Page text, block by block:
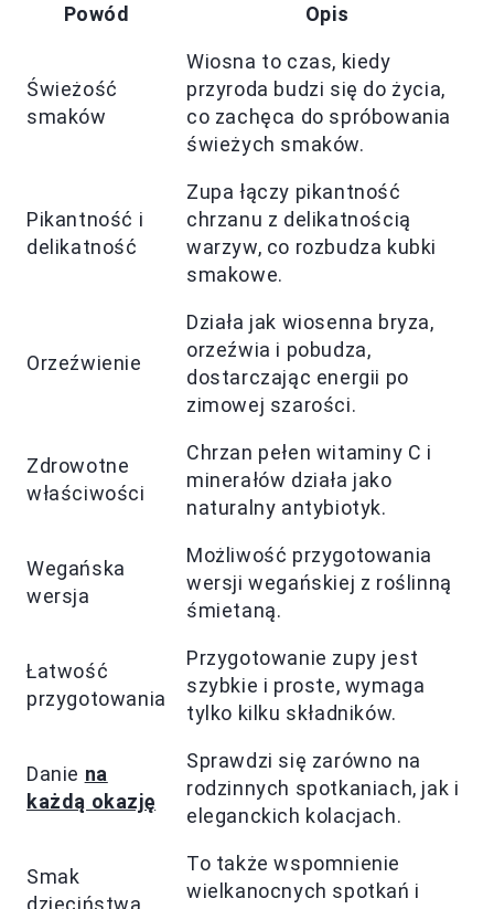
Powód Opis
Świeżość
smaków
Wiosna to czas, kiedy
przyroda budzi się do życia,
co zachęca do spróbowania
świeżych smaków.
Pikantność i
delikatność
Zupa łączy pikantność
chrzanu z delikatnością
warzyw, co rozbudza kubki
smakowe.
Orzeźwienie
Działa jak wiosenna bryza,
orzeźwia i pobudza,
dostarczając energii po
zimowej szarości.
Zdrowotne
właściwości
Chrzan pełen witaminy C i
minerałów działa jako
naturalny antybiotyk.
Wegańska
wersja
Możliwość przygotowania
wersji wegańskiej z roślinną
śmietaną.
Łatwość
przygotowania
Przygotowanie zupy jest
szybkie i proste, wymaga
tylko kilku składników.
Danie na
każdą okazję
Sprawdzi się zarówno na
rodzinnych spotkaniach, jak i
eleganckich kolacjach.
Smak
dzieciństwa
To także wspomnienie
wielkanocnych spotkań i